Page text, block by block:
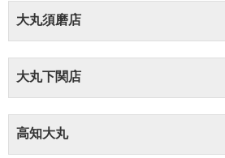
大丸須磨店
大丸下関店
高知大丸